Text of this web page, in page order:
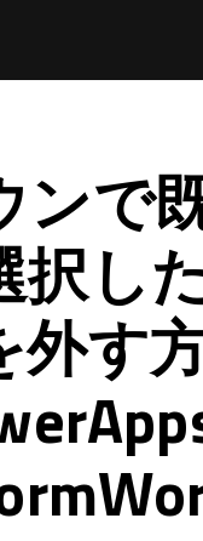
ンで
択し
外す